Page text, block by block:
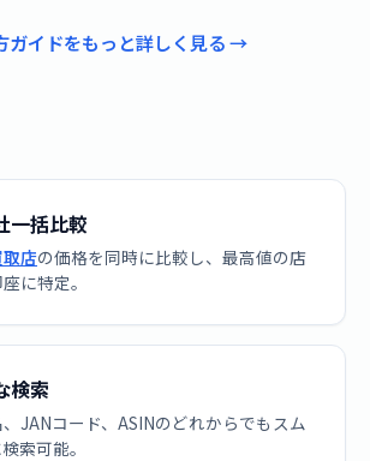
ガイドをもっと詳しく見る →
一括比較
店の価格を同時に比較し、最高値の店
に特定。
検索
JANコード、ASINのどれからでもスム
索可能。